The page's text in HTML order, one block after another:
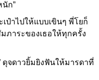
ก”
าไปให้แบบเขินๆ พี่โยก็
ภาระของเธอให้ทุกครั้ง
ดาวยิ้มยิงฟันให้มารดาที่